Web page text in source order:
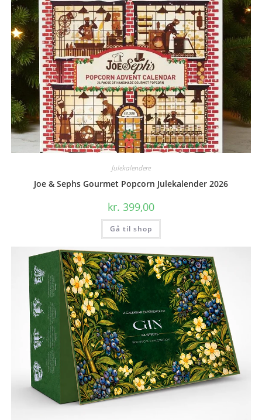
Julekalendere
Joe & Sephs Gourmet Popcorn Julekalender 2026
kr. 399,00
Gå til shop